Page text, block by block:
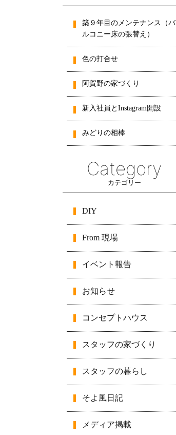
築９年目のメンテナンス（バ
ルコニー床の張替え）
色の打合せ
阿賀野の家づくり
新入社員とInstagram開設
みどりの相棒
Category
カテゴリー
DIY
From 現場
イベント報告
お知らせ
コンセプトハウス
スタッフの家づくり
スタッフの暮らし
そよ風日記
メディア掲載